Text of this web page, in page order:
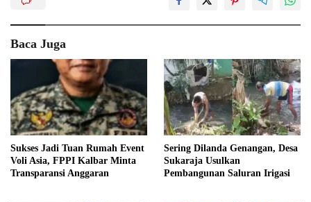
Baca Juga
Sukses Jadi Tuan Rumah Event
Voli Asia, FPPI Kalbar Minta
Transparansi Anggaran
Sering Dilanda Genangan, Desa
Sukaraja Usulkan
Pembangunan Saluran Irigasi